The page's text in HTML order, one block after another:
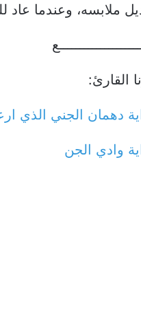
ملابسه، وعندما عاد
القارئ:
دهمان الجني الذي
وادي الجن